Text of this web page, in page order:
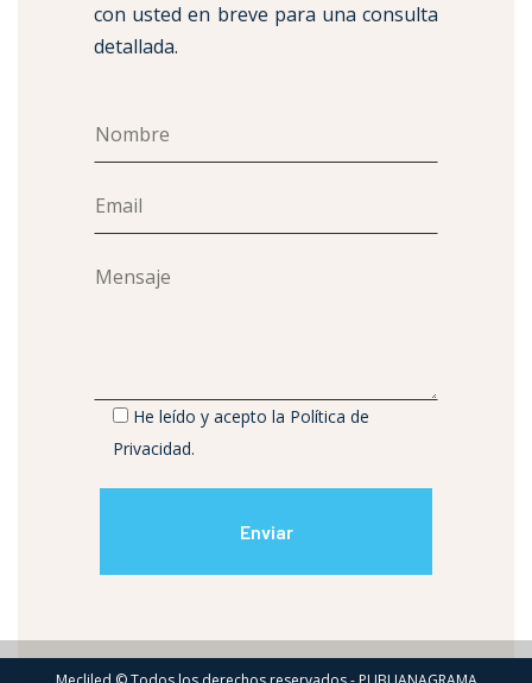
con usted en breve para una consulta
detallada.
He leído y acepto la Política de
Privacidad.